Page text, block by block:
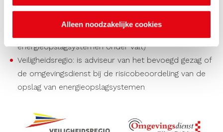
Alleen noodzakelijke cookies
Omgevingsdienst: verleent vergunningen, adviseert en
houdt toezicht op de naleving van milieu- en
energieopslagsystemen onder valt)
Veiligheidsregio: is adviseur van het bevoegd gezag of
de omgevingsdienst bij de risicobeoordeling van de
opslag van energieopslagsystemen